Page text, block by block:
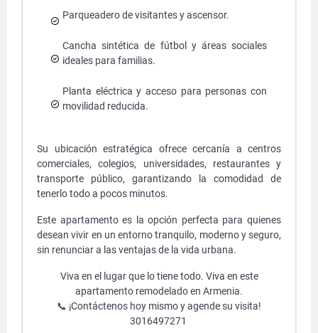
Parqueadero de visitantes y ascensor.
Cancha sintética de fútbol y áreas sociales
ideales para familias.
Planta eléctrica y acceso para personas con
movilidad reducida.
Su ubicación estratégica ofrece cercanía a centros
comerciales, colegios, universidades, restaurantes y
transporte público, garantizando la comodidad de
tenerlo todo a pocos minutos.
Este apartamento es la opción perfecta para quienes
desean vivir en un entorno tranquilo, moderno y seguro,
sin renunciar a las ventajas de la vida urbana.
Viva en el lugar que lo tiene todo. Viva en este
apartamento remodelado en Armenia.
📞 ¡Contáctenos hoy mismo y agende su visita!
3016497271